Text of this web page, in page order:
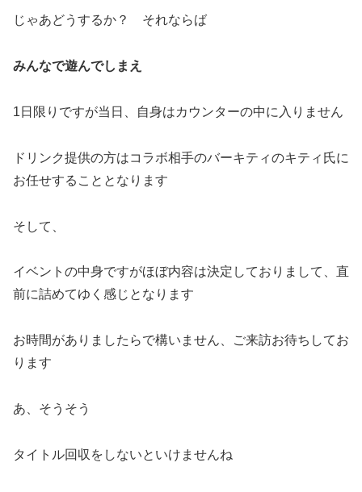
じゃあどうするか？ それならば
みんなで遊んでしまえ
1日限りですが当日、自身はカウンターの中に入りません
ドリンク提供の方はコラボ相手のバーキティのキティ氏に
お任せすることとなります
そして、
イベントの中身ですがほぼ内容は決定しておりまして、直
前に詰めてゆく感じとなります
お時間がありましたらで構いません、ご来訪お待ちしてお
ります
あ、そうそう
タイトル回収をしないといけませんね